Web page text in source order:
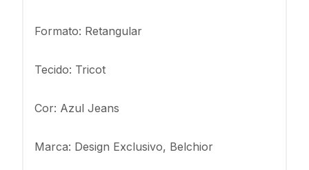
Formato: Retangular
Tecido: Tricot
Cor: Azul Jeans
Marca: Design Exclusivo, Belchior